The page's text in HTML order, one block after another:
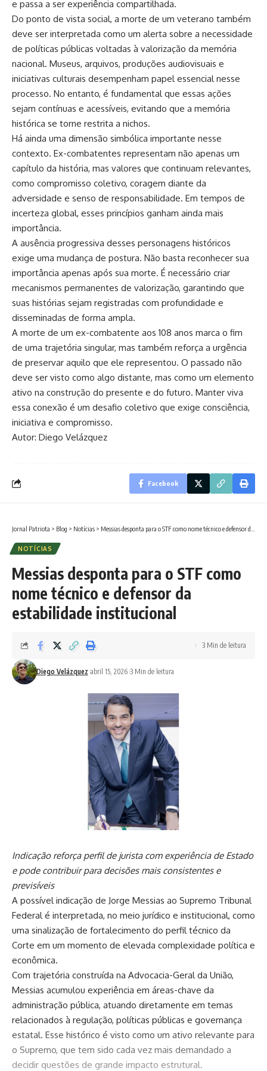
e passa a ser experiência compartilhada.
Do ponto de vista social, a morte de um veterano também
deve ser interpretada como um alerta sobre a necessidade
de políticas públicas voltadas à valorização da memória
nacional. Museus, arquivos, produções audiovisuais e
iniciativas culturais desempenham papel essencial nesse
processo. No entanto, é fundamental que essas ações
sejam contínuas e acessíveis, evitando que a memória
histórica se torne restrita a nichos.
Há ainda uma dimensão simbólica importante nesse
contexto. Ex-combatentes representam não apenas um
capítulo da história, mas valores que continuam relevantes,
como compromisso coletivo, coragem diante da
adversidade e senso de responsabilidade. Em tempos de
incerteza global, esses princípios ganham ainda mais
importância.
A ausência progressiva desses personagens históricos
exige uma mudança de postura. Não basta reconhecer sua
importância apenas após sua morte. É necessário criar
mecanismos permanentes de valorização, garantindo que
suas histórias sejam registradas com profundidade e
disseminadas de forma ampla.
A morte de um ex-combatente aos 108 anos marca o fim
de uma trajetória singular, mas também reforça a urgência
de preservar aquilo que ele representou. O passado não
deve ser visto como algo distante, mas como um elemento
ativo na construção do presente e do futuro. Manter viva
essa conexão é um desafio coletivo que exige consciência,
iniciativa e compromisso.
Autor: Diego Velázquez
Facebook
Jornal Patriota > Blog > Notícias > Messias desponta para o STF como nome técnico e defensor da estabilidade institucional
NOTÍCIAS
Messias desponta para o STF como
nome técnico e defensor da
estabilidade institucional
Diego Velázquez abril 15, 2026 3 Min de leitura
3 Min de leitura
Indicação reforça perfil de jurista com experiência de Estado
e pode contribuir para decisões mais consistentes e
previsíveis
A possível indicação de Jorge Messias ao Supremo Tribunal
Federal é interpretada, no meio jurídico e institucional, como
uma sinalização de fortalecimento do perfil técnico da
Corte em um momento de elevada complexidade política e
econômica.
Com trajetória construída na Advocacia-Geral da União,
Messias acumulou experiência em áreas-chave da
administração pública, atuando diretamente em temas
relacionados à regulação, políticas públicas e governança
estatal. Esse histórico é visto como um ativo relevante para
o Supremo, que tem sido cada vez mais demandado a
decidir questões de grande impacto estrutural.